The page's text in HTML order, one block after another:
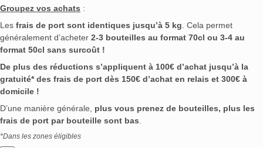
Groupez vos achats :
Les frais de port sont identiques jusqu’à 5 kg . Cela permet
généralement d’acheter 2-3 bouteilles au format 70cl ou 3-4 au
format 50cl sans surcoût !
De plus des réductions s’appliquent à 100€ d’achat jusqu’à la
gratuité* des frais de port dès 150€ d’achat en relais et 300€ à
domicile !
D’une manière générale, plus vous prenez de bouteilles, plus les
frais de port par bouteille sont bas
*Dans les zones éligibles